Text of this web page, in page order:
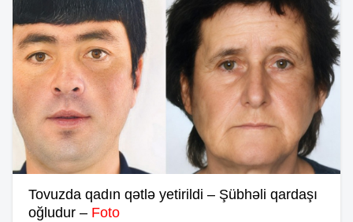
Tovuzda qadın qətlə yetirildi – Şübhəli qardaşı
oğludur – Foto